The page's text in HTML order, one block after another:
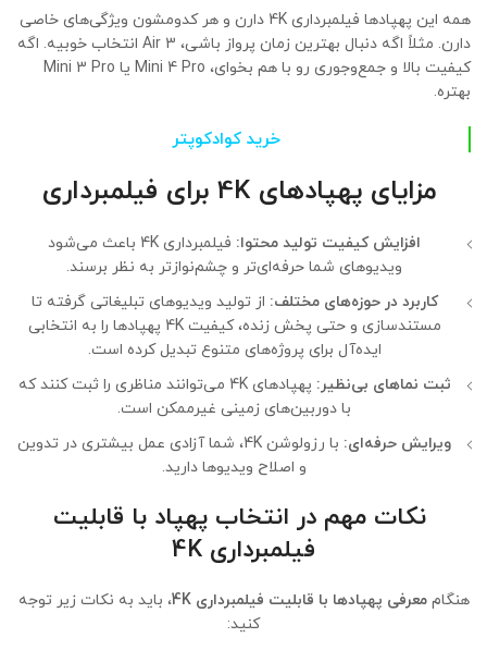
همه این پهپادها فیلمبرداری 4K دارن و هر کدومشون ویژگی‌های خاصی
دارن. مثلاً اگه دنبال بهترین زمان پرواز باشی، Air 3 انتخاب خوبیه. اگه
کیفیت بالا و جمع‌وجوری رو با هم بخوای، Mini 4 Pro یا Mini 3 Pro
بهتره.
خرید کوادکوپتر
مزایای پهپادهای 4K برای فیلمبرداری
افزایش کیفیت تولید محتوا:
فیلمبرداری 4K باعث می‌شود
ویدیوهای شما حرفه‌ای‌تر و چشم‌نوازتر به نظر برسند.
کاربرد در حوزه‌های مختلف: از تولید ویدیوهای تبلیغاتی گرفته تا
مستندسازی و حتی پخش زنده، کیفیت 4K پهپادها را به انتخابی
ایده‌آل برای پروژه‌های متنوع تبدیل کرده است.
ثبت نماهای بی‌نظیر:
پهپادهای 4K می‌توانند مناظری را ثبت کنند که
با دوربین‌های زمینی غیرممکن است.
ویرایش حرفه‌ای:
با رزولوشن 4K، شما آزادی عمل بیشتری در تدوین
و اصلاح ویدیوها دارید.
نکات مهم در انتخاب پهپاد با قابلیت
فیلمبرداری 4K
هنگاممعرفی پهپادها با قابلیت فیلمبرداری 4K
، باید به نکات زیر توجه
کنید: